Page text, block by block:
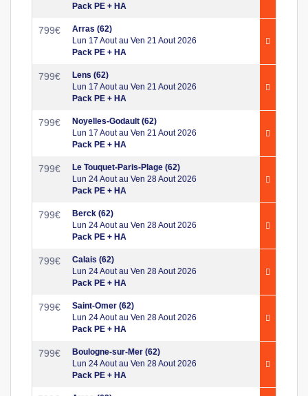
Pack PE + HA
799€
Arras (62)
Lun 17 Aout au Ven 21 Aout 2026
Pack PE + HA
799€
Lens (62)
Lun 17 Aout au Ven 21 Aout 2026
Pack PE + HA
799€
Noyelles-Godault (62)
Lun 17 Aout au Ven 21 Aout 2026
Pack PE + HA
799€
Le Touquet-Paris-Plage (62)
Lun 24 Aout au Ven 28 Aout 2026
Pack PE + HA
799€
Berck (62)
Lun 24 Aout au Ven 28 Aout 2026
Pack PE + HA
799€
Calais (62)
Lun 24 Aout au Ven 28 Aout 2026
Pack PE + HA
799€
Saint-Omer (62)
Lun 24 Aout au Ven 28 Aout 2026
Pack PE + HA
799€
Boulogne-sur-Mer (62)
Lun 24 Aout au Ven 28 Aout 2026
Pack PE + HA